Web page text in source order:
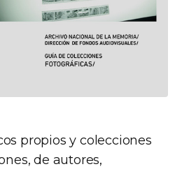
propios y colecciones
de autores,